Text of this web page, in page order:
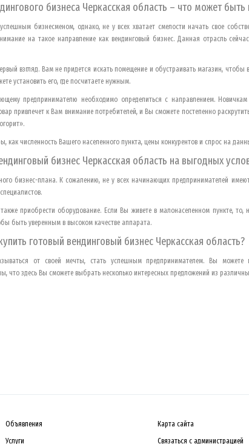
бизнеса Черкасская область – что может быть
бизнесменом, однако, не у всех хватает смелости начать свое
на такое направление как вендинговый бизнес. Данная отрасль
взгляд. Вам не придется искать помещение и обустраивать магазин, чтобы
установить его, где посчитаете нужным.
предпринимателю необходимо определиться с направлением.
привлечет к Вам внимание потребителей, и Вы сможете постепенно
как численность Вашего населенного пункта, цены конкурентов и спрос на
бизнес Черкасская область на выгодных
бизнес-плана. К сожалению, не у всех начинающих предпринимателей
приобрести оборудование. Если Вы живете в малонаселенном пункте, то,
быть уверенным в высоком качестве аппарата.
готовый вендинговый бизнес Черкасская область?
от своей мечты, стать успешным предпринимателем. Вы можете
что здесь Вы сможете выбрать несколько интересных предложений из
Объявления
Услуги
Карта сайта
Связаться с администрацией